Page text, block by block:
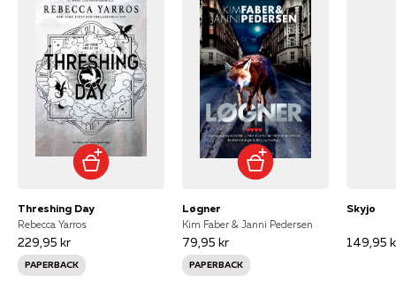
Threshing Day
Rebecca Yarros
229,95 kr
PAPERBACK
Løgner
Kim Faber & Janni Pedersen
79,95 kr
PAPERBACK
Skyjo
149,95